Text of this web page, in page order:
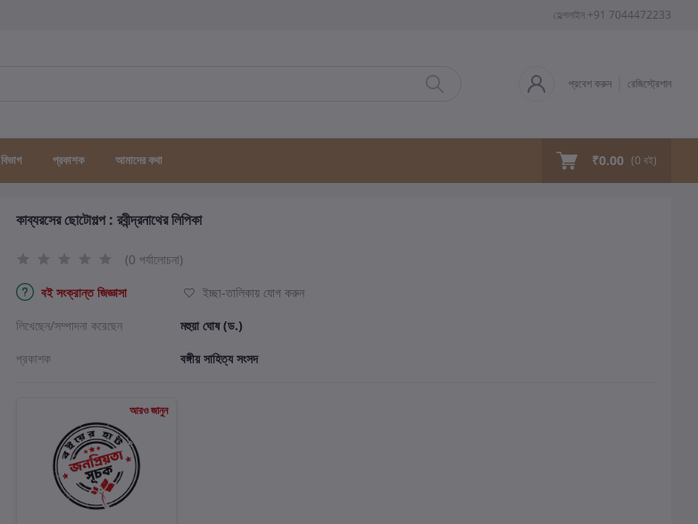
হেল্পলাইন +91 7044472233
প্রবেশ করুন রেজিস্ট্রেশান
বিভাগ প্রকাশক আমাদের কথা ₹0.00 (0 বই)
কাব্যরসের ছোটোগল্প : রবীন্দ্রনাথের লিপিকা
(0 পর্যালোচনা)
বই সংক্রান্ত জিজ্ঞাসা
ইচ্ছা-তালিকায় যোগ করুন
লিখেছেন/সম্পাদনা করেছেন
মহুয়া ঘোষ (ড.)
প্রকাশক
বঙ্গীয় সাহিত্য সংসদ
আরও জানুন